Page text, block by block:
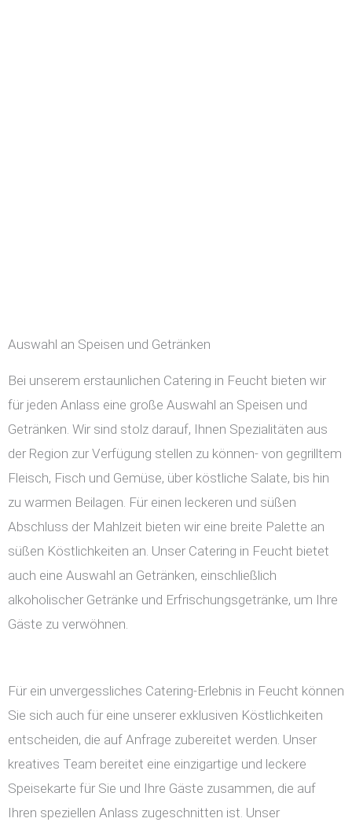
Auswahl an Speisen und Getränken
Bei unserem erstaunlichen Catering in Feucht bieten wir
für jeden Anlass eine große Auswahl an Speisen und
Getränken. Wir sind stolz darauf, Ihnen Spezialitäten aus
der Region zur Verfügung stellen zu können- von gegrilltem
Fleisch, Fisch und Gemüse, über köstliche Salate, bis hin
zu warmen Beilagen. Für einen leckeren und süßen
Abschluss der Mahlzeit bieten wir eine breite Palette an
süßen Köstlichkeiten an. Unser Catering in Feucht bietet
auch eine Auswahl an Getränken, einschließlich
alkoholischer Getränke und Erfrischungsgetränke, um Ihre
Gäste zu verwöhnen.
Für ein unvergessliches Catering-Erlebnis in Feucht können
Sie sich auch für eine unserer exklusiven Köstlichkeiten
entscheiden, die auf Anfrage zubereitet werden. Unser
kreatives Team bereitet eine einzigartige und leckere
Speisekarte für Sie und Ihre Gäste zusammen, die auf
Ihren speziellen Anlass zugeschnitten ist. Unser